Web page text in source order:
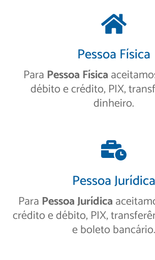
Pessoa Física
Para Pessoa Física
débito e crédito, PIX,
dinheiro.
Pessoa Jurídica
Para Pessoa Jurídica
crédito e débito, PIX,
e boleto bancário.